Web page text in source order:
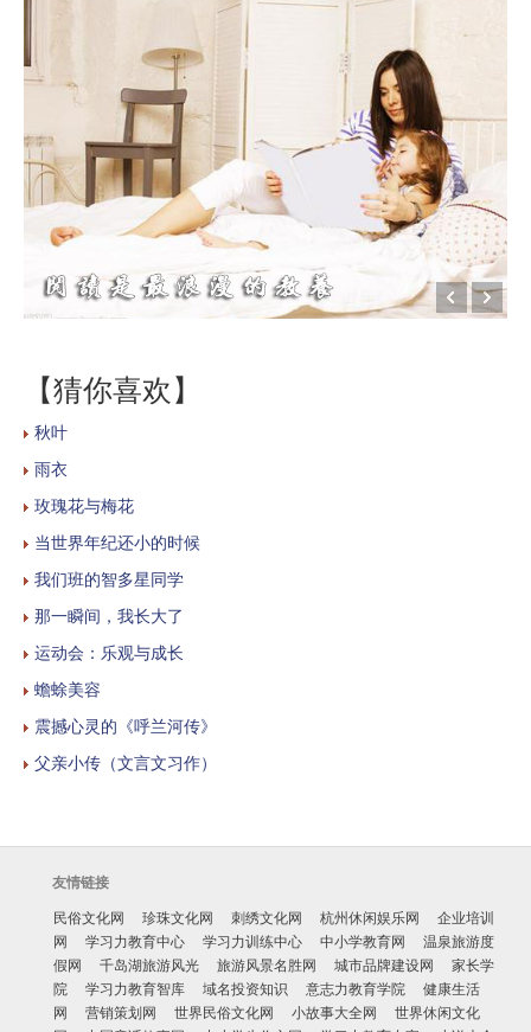
【猜你喜欢】
秋叶
雨衣
玫瑰花与梅花
当世界年纪还小的时候
我们班的智多星同学
那一瞬间，我长大了
运动会：乐观与成长
蟾蜍美容
震撼心灵的《呼兰河传》
父亲小传（文言文习作）
友情链接
民俗文化网
珍珠文化网 刺绣文化网 杭州休闲娱乐网
企业培训
网
学习力教育中心 学习力训练中心 中小学教育网
温泉旅游度
假网
千岛湖旅游风光 旅游风景名胜网 城市品牌建设网
家长学
院
学习力教育智库 域名投资知识 意志力教育学院
健康生活
网
营销策划网 世界民俗文化网 小故事大全网
世界休闲文化